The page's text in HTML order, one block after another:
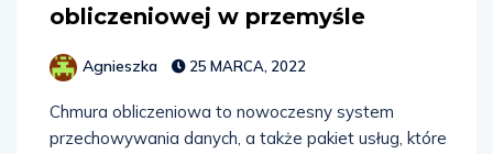
obliczeniowej w przemyśle
Agnieszka 25 MARCA, 2022
Chmura obliczeniowa to nowoczesny system
przechowywania danych, a także pakiet usług, które